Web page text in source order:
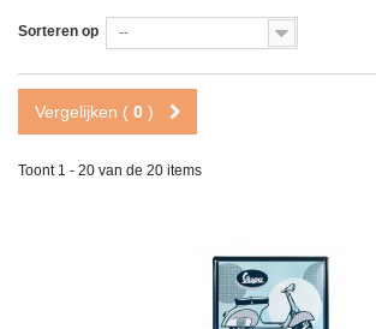
Sorteren op --
Vergelijken ( 0 )
Toont 1 - 20 van de 20 items